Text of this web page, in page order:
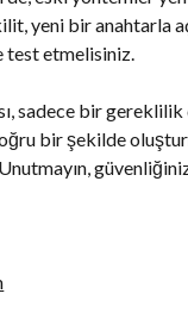
yeni bir anahtarla
test etmelisiniz.
sadece bir
bir şekilde